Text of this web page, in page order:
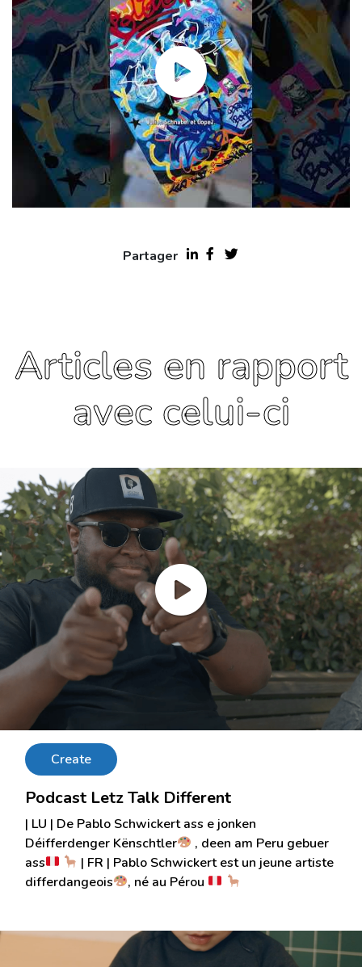
Partager
Articles en rapport
avec celui-ci
Create
Podcast Letz Talk Different
| LU | De Pablo Schwickert ass e jonken
Déifferdenger Kënschtler
, deen am Peru gebuer
ass
| FR | Pablo Schwickert est un jeune artiste
differdangeois
, né au Pérou